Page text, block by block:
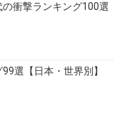
衝撃ランキング100選
選【日本・世界別】